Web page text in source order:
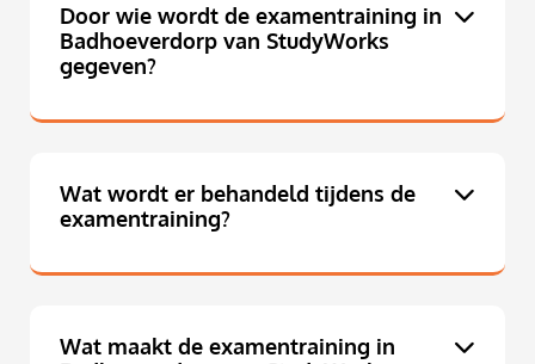
Door wie wordt de examentraining in
Badhoeverdorp van StudyWorks
gegeven?
Wat wordt er behandeld tijdens de
examentraining?
Wat maakt de examentraining in